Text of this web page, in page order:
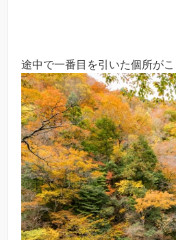
途中で一番目を引いた個所がこ